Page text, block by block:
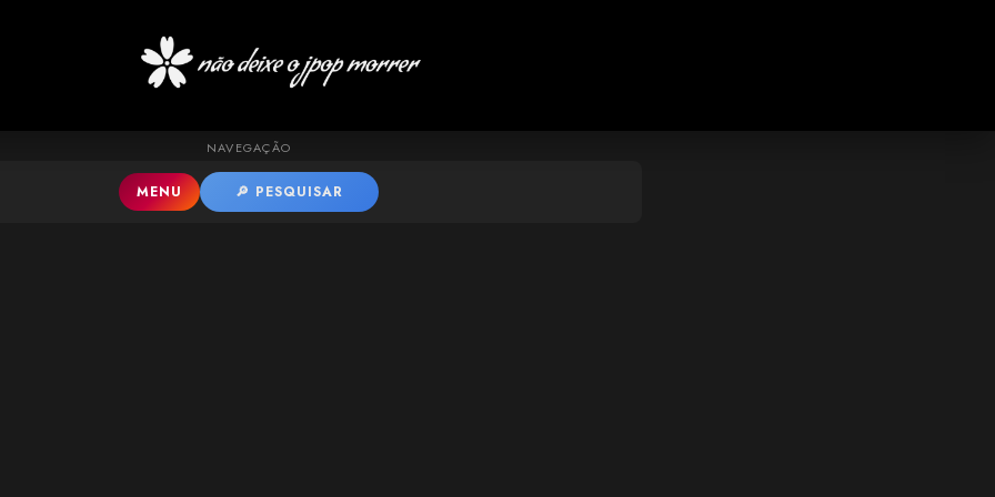
Pular para o conteúdo principal
NAVEGAÇÃO
MENU 🔎 PESQUISAR